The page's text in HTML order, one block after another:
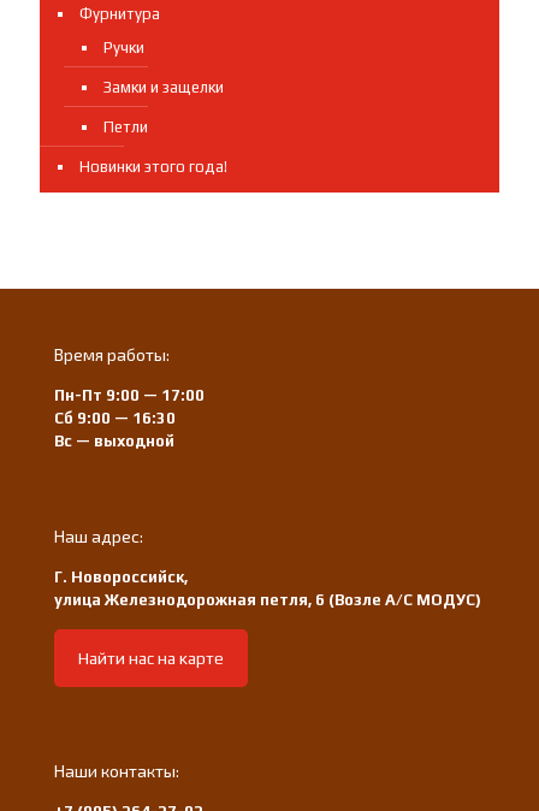
Фурнитура
Ручки
Замки и защелки
Петли
Новинки этого года!
Время работы:
Пн-Пт 9:00 — 17:00
Сб 9:00 — 16:30
Вс — выходной
Наш адрес:
Г. Новороссийск,
улица Железнодорожная петля, 6 (Возле А/С МОДУС)
Найти нас на карте
Наши контакты: